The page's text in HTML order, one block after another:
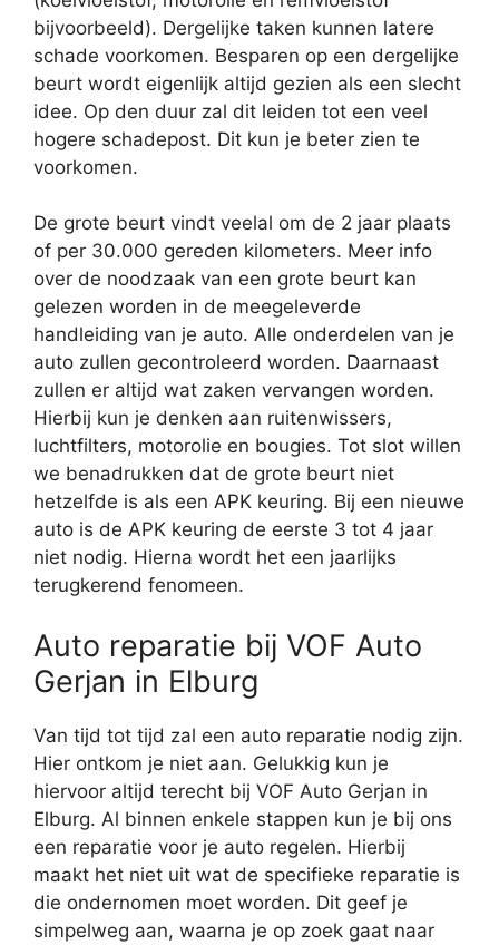
bijvoorbeeld). Dergelijke taken kunnen latere
schade voorkomen. Besparen op een dergelijke
beurt wordt eigenlijk altijd gezien als een slecht
idee. Op den duur zal dit leiden tot een veel
hogere schadepost. Dit kun je beter zien te
voorkomen.
De grote beurt vindt veelal om de 2 jaar plaats
of per 30.000 gereden kilometers. Meer info
over de noodzaak van een grote beurt kan
gelezen worden in de meegeleverde
handleiding van je auto. Alle onderdelen van je
auto zullen gecontroleerd worden. Daarnaast
zullen er altijd wat zaken vervangen worden.
Hierbij kun je denken aan ruitenwissers,
luchtfilters, motorolie en bougies. Tot slot willen
we benadrukken dat de grote beurt niet
hetzelfde is als een APK keuring. Bij een nieuwe
auto is de APK keuring de eerste 3 tot 4 jaar
niet nodig. Hierna wordt het een jaarlijks
terugkerend fenomeen.
Auto reparatie bij VOF Auto
Gerjan in Elburg
Van tijd tot tijd zal een auto reparatie nodig zijn.
Hier ontkom je niet aan. Gelukkig kun je
hiervoor altijd terecht bij VOF Auto Gerjan in
Elburg. Al binnen enkele stappen kun je bij ons
een reparatie voor je auto regelen. Hierbij
maakt het niet uit wat de specifieke reparatie is
die ondernomen moet worden. Dit geef je
simpelweg aan, waarna je op zoek gaat naar